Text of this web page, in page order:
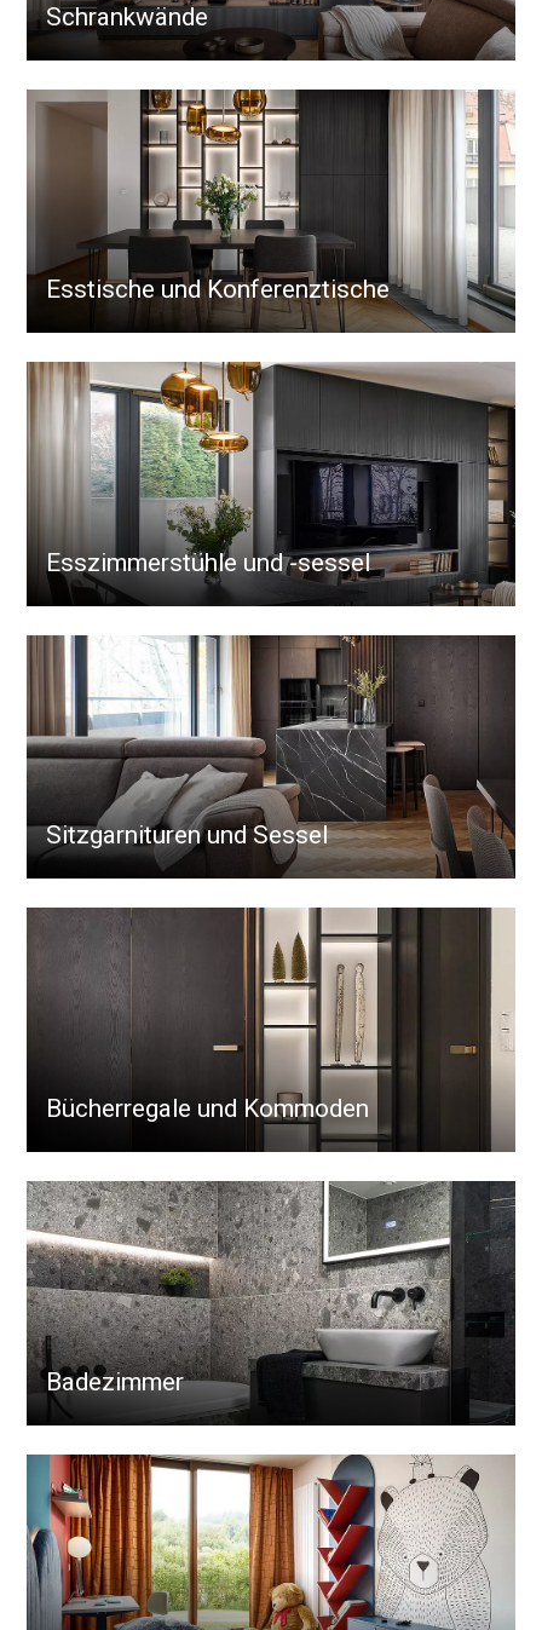
Schrankwände
Esstische und Konferenztische
Esszimmerstühle und -sessel
Sitzgarnituren und Sessel
Bücherregale und Kommoden
Badezimmer